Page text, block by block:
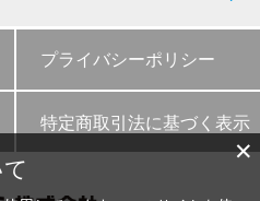
プライバシーポリシー
特定商取引法に基づく表示
✕